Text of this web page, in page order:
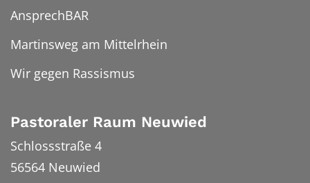
AnsprechBAR
Martinsweg am Mittelrhein
Wir gegen Rassismus
Pastoraler Raum Neuwied
Schlossstraße 4
56564 Neuwied